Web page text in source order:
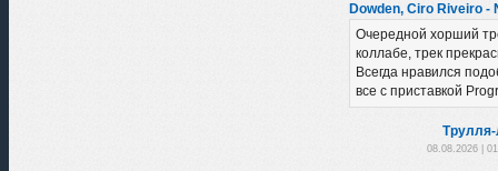
Dowden, Ciro Riveiro -
Очередной хорший
коллабе, трек
Всегда нравился
все с приставкой
08.08.2026 |